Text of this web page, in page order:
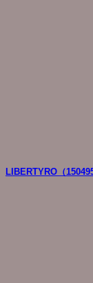
LIBERTYRO（150495